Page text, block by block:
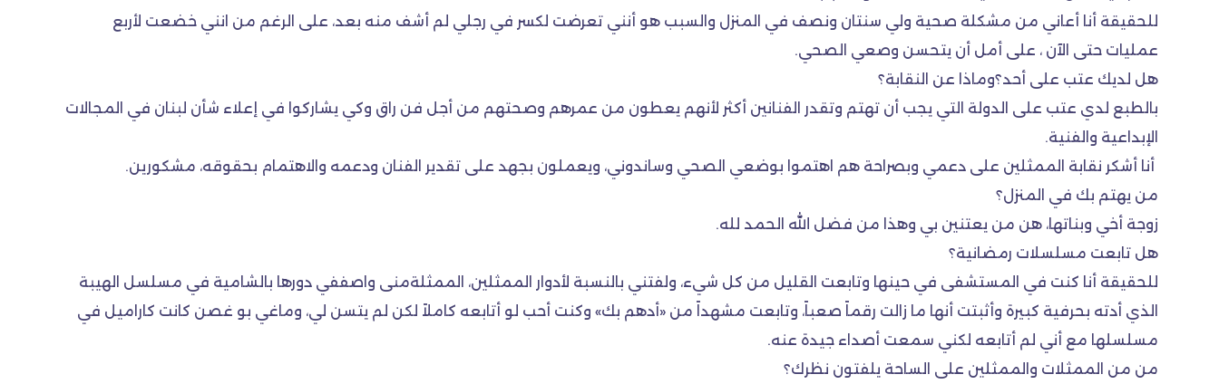
للحقيقة أنا أعاني من مشكلة صحية ولي سنتان ونصف في المنزل والسبب هو أنني تعرضت لكسر في رجلي لم أشف منه بعد، على الرغم من انني خضعت لأربع
عمليات حتى الآن ، على أمل أن يتحسن وصعي الصحي.
هل لديك عتب على أحد؟وماذا عن النقابة؟
بالطبع لدي عتب على الدولة التي يجب أن تهتم وتقدر الفنانين أكثر لأنهم يعطون من عمرهم وصحتهم من أجل فن راق وكي يشاركوا في إعلاء شأن لبنان في المجالات
الإبداعية والفنية.
أنا أشكر نقابة الممثلين على دعمي وبصراحة هم اهتموا بوضعي الصحي وساندوني، ويعملون بجهد على تقدير الفنان ودعمه والاهتمام بحقوقه، مشكورين.
من يهتم بك في المنزل؟
زوجة أخي وبناتها، هن من يعتنين بي وهذا من فضل الله الحمد لله.
هل تابعت مسلسلات رمضانية؟
للحقيقة أنا كنت في المستشفى في حينها وتابعت القليل من كل شيء، ولفتني بالنسبة لأدوار الممثلين، الممثلةمنى واصففي دورها بالشامية في مسلسل الهيبة
الذي أدته بحرفية كبيرة وأثبتت أنها ما زالت رقماً صعباً، وتابعت مشهداً من «أدهم بك» وكنت أحب لو أتابعه كاملاً لكن لم يتسن لي، وماغي بو غصن كانت كاراميل في
مسلسلها مع أني لم أتابعه لكني سمعت أصداء جيدة عنه.
من من الممثلات والممثلين على الساحة يلفتون نظرك؟